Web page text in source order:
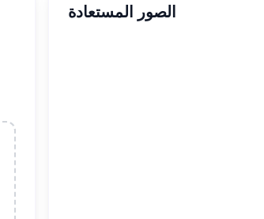
الصور المستعادة